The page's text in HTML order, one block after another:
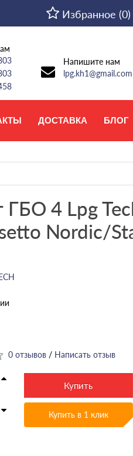
Избранное (0)
Напишите нам
lpg.kh1@gmail.com
ДОСТАВКА БЛОГ
ГБО 4 Lpg
Nordic/
0 отзывов / Написать отзыв
Купить
Купить в 1 клик